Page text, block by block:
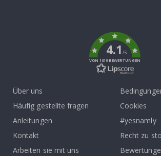
4.1/5
VON 1019 BEWERTUNGEN
Über uns
Häufig gestellte fragen
Anleitungen
Kontakt
Arbeiten sie mit uns
Cookies
#yesnamly
Recht zu